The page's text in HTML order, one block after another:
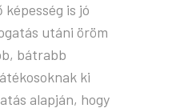
is jó
utáni öröm
bátrabb
ki
alapján, hogy